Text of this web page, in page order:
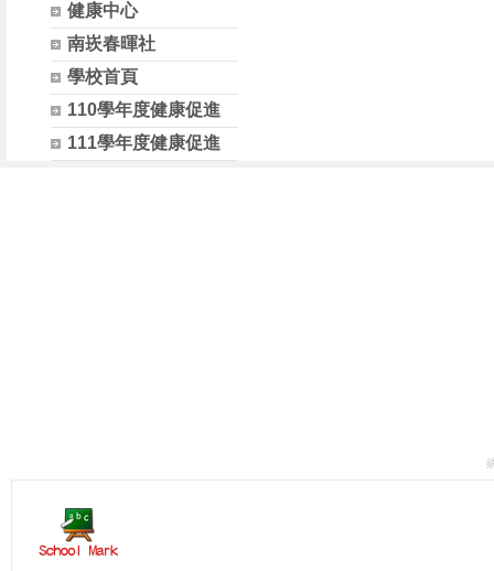
健康中心
南崁春暉社
學校首頁
110學年度健康促進
111學年度健康促進